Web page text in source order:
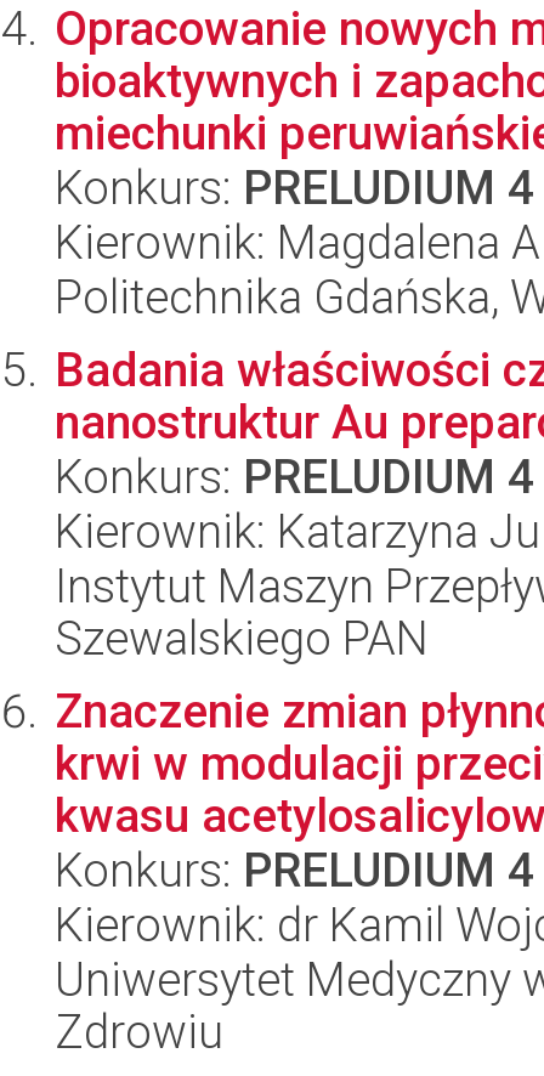
Opracowanie nowych
bioaktywnych i
miechunki
Konkurs: PRELUDIUM 4
Kierownik: Magdalena
Politechnika Gdańska,
Badania właściwości
nanostruktur Au
Konkurs: PRELUDIUM 4
Kierownik: Katarzyna
Instytut Maszyn
Szewalskiego PAN
Znaczenie zmian
krwi w modulacji
kwasu
Konkurs: PRELUDIUM 4
Kierownik: dr Kamil
Uniwersytet Medyczny
Zdrowiu